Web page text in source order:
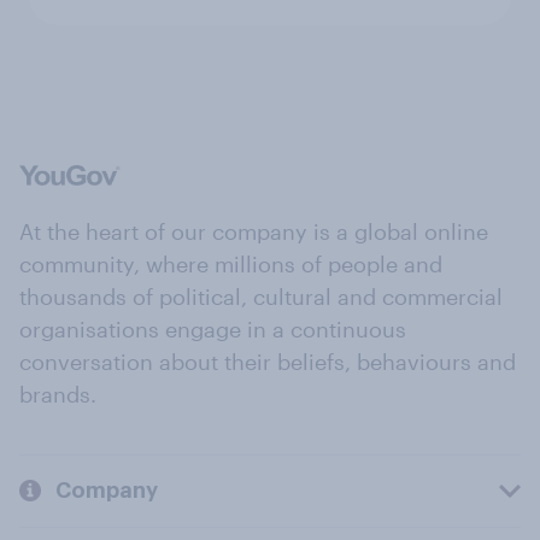
At the heart of our company is a global online
community, where millions of people and
thousands of political, cultural and commercial
organisations engage in a continuous
conversation about their beliefs, behaviours and
brands.
Company